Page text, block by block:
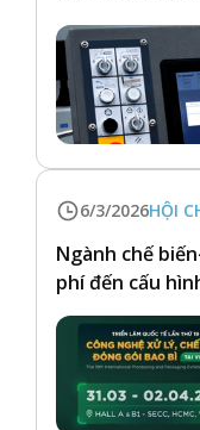
6/3/2026HỘI
Ngành chế
phí đến cấu